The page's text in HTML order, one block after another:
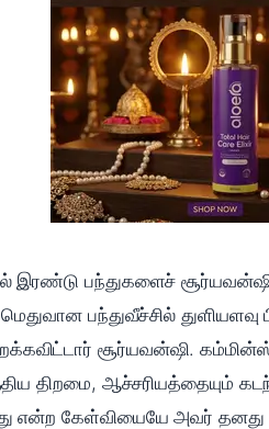
இரண்டு பந்துகளைச்
பந்துவீச்சில்
சூர்யவன்ஷி.
திறமை, ஆச்சரியத்தையும்
என்ற கேள்வியையே அவர் தனது